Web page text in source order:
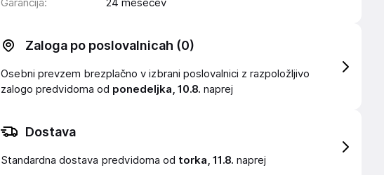
Garancija: 24 mesecev
Zaloga po poslovalnicah (0)
Osebni prevzem brezplačno v izbrani poslovalnici z razpoložljivo
zalogo predvidoma od ponedeljka, 10.8. naprej
Dostava
Standardna dostava predvidoma od torka, 11.8. naprej